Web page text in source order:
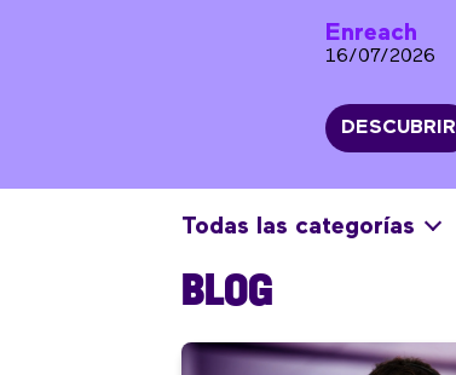
Enreach
16/07/2026
DESCUBRIR
Todas las categorías
BLOG